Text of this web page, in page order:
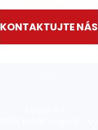
KONTAKTUJTE NÁS